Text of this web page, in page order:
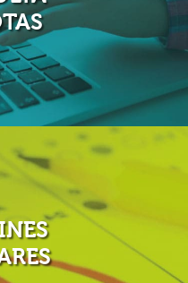
tiempo real tus notas
al final del año escolar!!